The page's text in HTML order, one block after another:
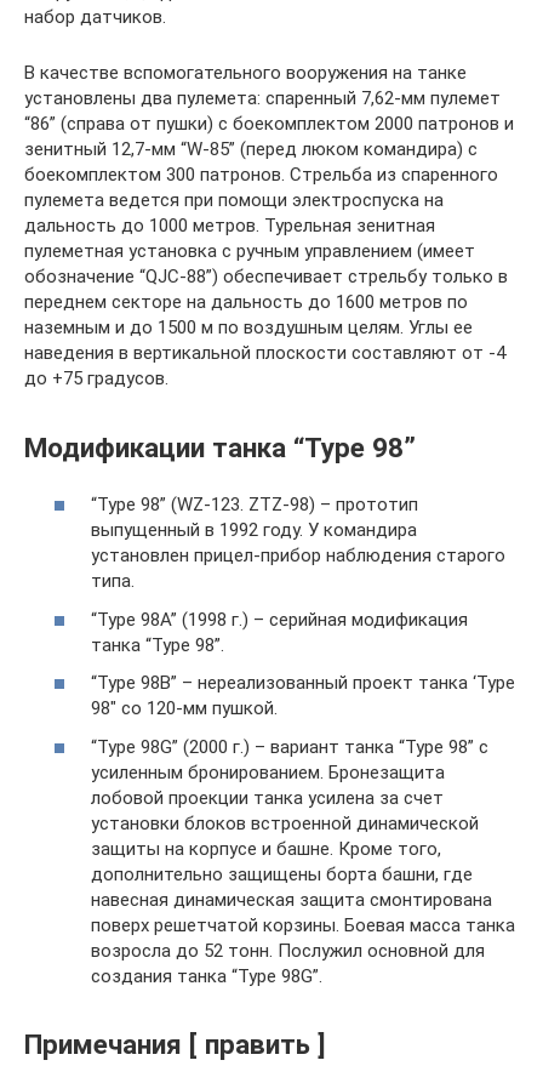
набор датчиков.
В качестве вспомогательного вооружения на танке
установлены два пулемета: спаренный 7,62-мм пулемет
“86” (справа от пушки) с боекомплектом 2000 патронов и
зенитный 12,7-мм “W-85” (перед люком командира) с
боекомплектом 300 патронов. Стрельба из спаренного
пулемета ведется при помощи электроспуска на
дальность до 1000 метров. Турельная зенитная
пулеметная установка с ручным управлением (имеет
обозначение “QJC-88”) обеспечивает стрельбу только в
переднем секторе на дальность до 1600 метров по
наземным и до 1500 м по воздушным целям. Углы ее
наведения в вертикальной плоскости составляют от -4
до +75 градусов.
Модификации танка “Туре 98”
“Туре 98” (WZ-123. ZTZ-98) – прототип
выпущенный в 1992 году. У командира
установлен прицел-прибор наблюдения старого
типа.
“Type 98А” (1998 г.) – серийная модификация
танка “Туре 98”.
“Туре 98В” – нереализованный проект танка ‘Туре
98″ со 120-мм пушкой.
“Type 98G” (2000 г.) – вариант танка “Туре 98” с
усиленным бронированием. Бронезащита
лобовой проекции танка усилена за счет
установки блоков встроенной динамической
защиты на корпусе и башне. Кроме того,
дополнительно защищены борта башни, где
навесная динамическая защита смонтирована
поверх решетчатой корзины. Боевая масса танка
возросла до 52 тонн. Послужил основной для
создания танка “Type 98G”.
Примечания [ править ]